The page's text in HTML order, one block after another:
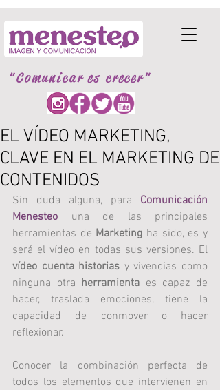
"Comunicar es crecer"
EL VÍDEO MARKETING,
CLAVE EN EL MARKETING DE
CONTENIDOS
Sin duda alguna, para Comunicación
Menesteo una de las principales
herramientas de Marketing ha sido, es y
vídeo cuenta historias y vivencias como
ninguna otra herramienta es capaz de
hacer, traslada emociones, tiene la
capacidad de conmover o hacer
reflexionar.
Conocer la combinación perfecta de
todos los elementos que intervienen en